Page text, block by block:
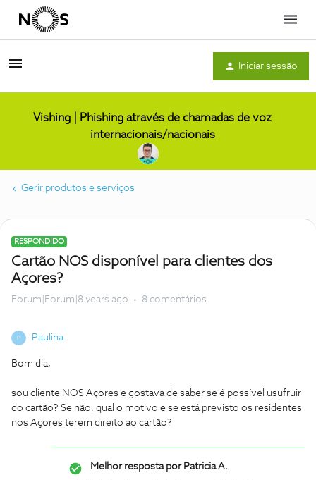
Menu
Iniciar sessão
Vishing | Phishing através de chamadas de voz
internacionais/nacionais
Gerir produtos e serviços
RESPONDIDO
Cartão NOS disponível para clientes dos
Açores?
Forum|Forum|8 years ago 8 comentários
P Paulina
Bom dia,
sou cliente NOS Açores e gostava de saber se é possível usufruir
do cartão? Se não, qual o motivo e se está previsto os residentes
nos Açores terem direito ao cartão?
Melhor resposta porPatricia A.